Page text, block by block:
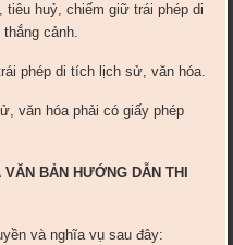
huỷ, chiếm giữ trái phép di
cảnh.
phép di tích lịch sử, văn hóa.
văn hóa phải có giấy phép
BẢN HƯỚNG DẪN THI
và nghĩa vụ sau đây: